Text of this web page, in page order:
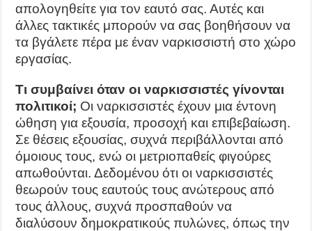
απολογηθείτε για τον εαυτό σας. Αυτές και
άλλες τακτικές μπορούν να σας βοηθήσουν να
τα βγάλετε πέρα με έναν ναρκισσιστή στο χώρο
εργασίας.
Τι συμβαίνει όταν οι ναρκισσιστές γίνονται
πολιτικοί; Οι ναρκισσιστές έχουν μια έντονη
ώθηση για εξουσία, προσοχή και επιβεβαίωση.
Σε θέσεις εξουσίας, συχνά περιβάλλονται από
όμοιους τους, ενώ οι μετριοπαθείς φιγούρες
απωθούνται. Δεδομένου ότι οι ναρκισσιστές
θεωρούν τους εαυτούς τους ανώτερους από
τους άλλους, συχνά προσπαθούν να
διαλύσουν δημοκρατικούς πυλώνες, όπως την